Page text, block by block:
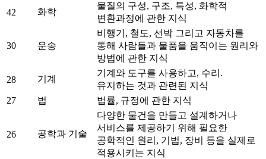
42 화학
물질의 구성, 구조, 특성, 화학적
변환과정에 관한 지식
30 운송
비행기, 철도, 선박 그리고 자동차를
통해 사람들과 물품을 움직이는 원리와
방법에 관한 지식
28 기계
기계와 도구를 사용하고, 수리.
유지하는 것과 관련된 지식
27
법 법률, 규정에 관한 지식
26 공학과 기술
다양한 물건을 만들고 설계하거나
서비스를 제공하기 위해 필요한
공학적인 원리, 기법, 장비 등을 실제로
적용시키는 지식